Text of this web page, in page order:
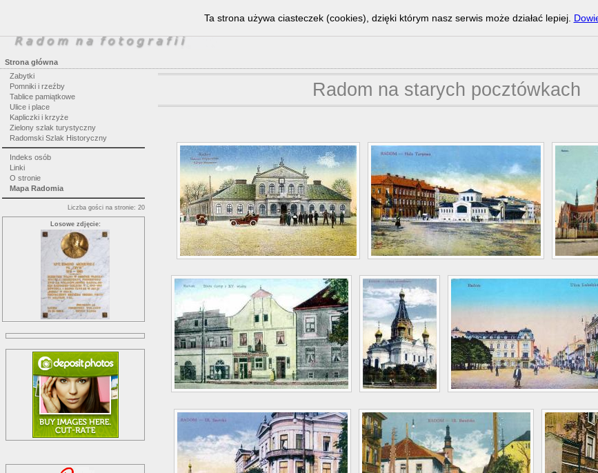
Strona główna
Zabytki
Pomniki i rzeźby
Tablice pamiątkowe
Ulice i place
Kapliczki i krzyże
Zielony szlak turystyczny
Radomski Szlak Historyczny
Indeks osób
Linki
O stronie
Mapa Radomia
Liczba gości na stronie: 20
Losowe zdjęcie:
Radom na starych pocztówkach
Ta strona używa ciasteczek (cookies), dzięki którym nasz serwis może działać lepiej.